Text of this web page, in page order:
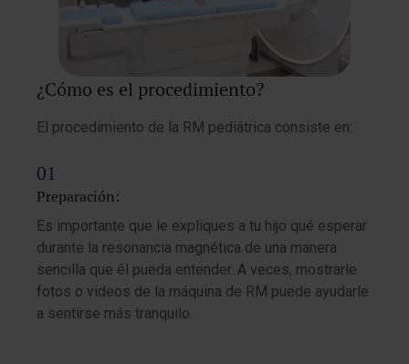
¿Cómo es el procedimiento?
El procedimiento de la RM pediátrica consiste en:
Preparación:
Es importante que le expliques a tu hijo qué esperar
durante la resonancia magnética de una manera
sencilla que él pueda entender. A veces, mostrarle
fotos o videos de la máquina de RM puede ayudarle
a sentirse más tranquilo.